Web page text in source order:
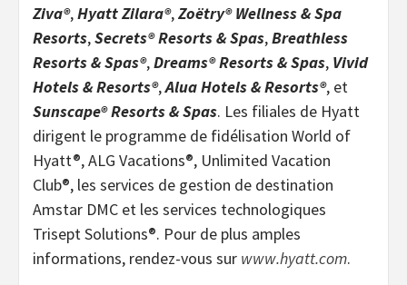
Ziva®,Hyatt Zilara®,Zoëtry® Wellness & Spa
Resorts,Secrets® Resorts & Spas,Breathless
Resorts & Spas®,Dreams® Resorts & Spas, Vivid
Hotels & Resorts®,Alua Hotels & Resorts®, et
Sunscape® Resorts & Spas. Les filiales de Hyatt
dirigent le programme de fidélisation World of
Hyatt®, ALG Vacations®, Unlimited Vacation
Club®, les services de gestion de destination
Amstar DMC et les services technologiques
Trisept Solutions®. Pour de plus amples
informations, rendez-vous sur www.hyatt.com.